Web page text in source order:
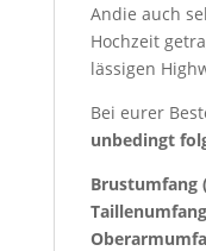
Andie auch
Hochzeit
lässigen
Bei eurer
unbedingt
Brustumfang